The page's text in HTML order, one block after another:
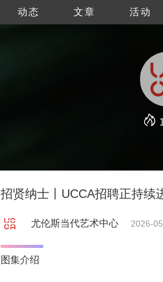
动态 文章 活动
招贤纳士丨UCCA招聘正持续
尤伦斯当代艺术中心 2026-
图集介绍